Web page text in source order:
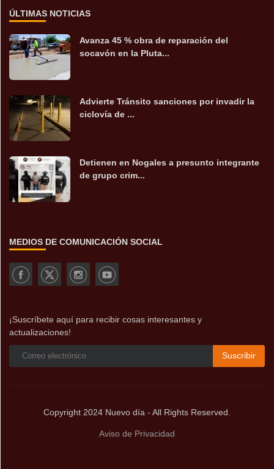
ÚLTIMAS NOTICIAS
Avanza 45 % obra de reparación del
socavón en la Pluta...
Advierte Tránsito sanciones por invadir la
ciclovía de ...
Detienen en Nogales a presunto integrante
de grupo crim...
MEDIOS DE COMUNICACIÓN SOCIAL
¡Suscríbete aquí para recibir cosas interesantes y
actualizaciones!
Suscribir
Copyright 2024 Nuevo día - All Rights Reserved.
Aviso de Privacidad